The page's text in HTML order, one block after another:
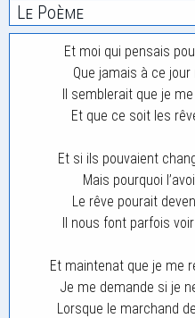
Le Poème
Et moi qui pensais
Que jamais à ce
Il semblerait que je
Et que ce soit les
Et si ils pouvaient
Mais pourquoi
Le rêve pourait
Il nous font parfois
Et maintenat que je me
Je me demande si je
Lorsque le marchand